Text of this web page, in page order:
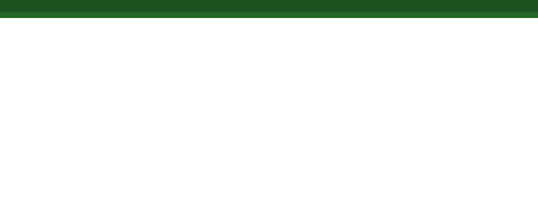
Skip to main content